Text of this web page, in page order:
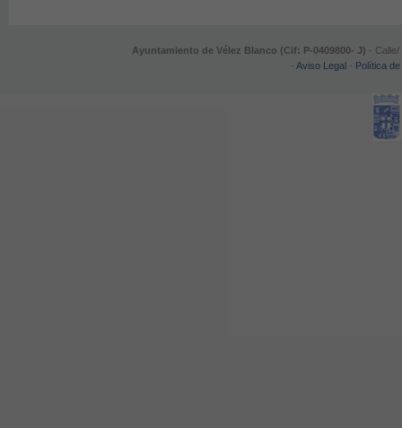
Ayuntamiento de Vélez Blanco (Cif: P-0409800- J) -
- Aviso Legal - Política